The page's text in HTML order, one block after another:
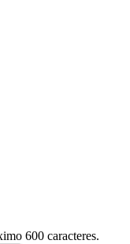
600 caracteres.